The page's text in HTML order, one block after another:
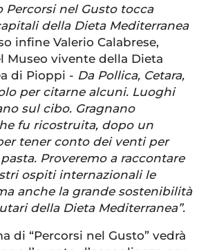
Percorsi nel Gusto tocca
della Dieta Mediterranea
infine Valerio Calabrese,
Museo vivente della Dieta
di Pioppi - Da Pollica, Cetara,
per citarne alcuni. Luoghi
sul cibo. Gragnano
fu ricostruita, dopo un
tener conto dei venti per
Proveremo a raccontare
ospiti internazionali le
anche la grande sostenibilità
della Dieta Mediterranea”.
di “Percorsi nel Gusto” vedrà